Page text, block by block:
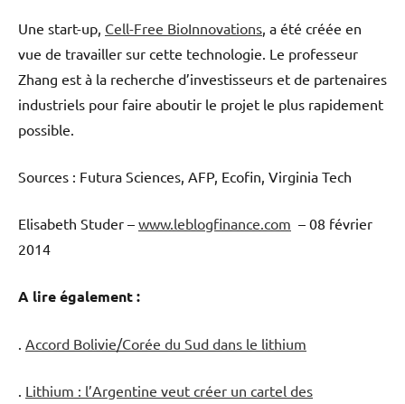
Une start-up, Cell-Free BioInnovations , a été créée en
vue de travailler sur cette technologie. Le professeur
Zhang est à la recherche d’investisseurs et de partenaires
industriels pour faire aboutir le projet le plus rapidement
possible.
Sources : Futura Sciences, AFP, Ecofin, Virginia Tech
Elisabeth Studer – www.leblogfinance.com – 08 février
2014
A lire également :
Accord Bolivie/Corée du Sud dans le lithium
Lithium : l’Argentine veut créer un cartel des